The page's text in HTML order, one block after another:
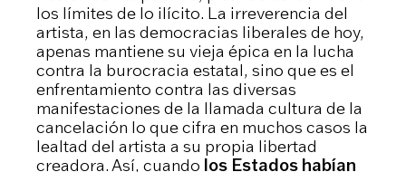
los límites de lo ilícito. La irreverencia del
artista, en las democracias liberales de hoy,
apenas mantiene su vieja épica en la lucha
contra la burocracia estatal, sino que es el
enfrentamiento contra las diversas
manifestaciones de la llamada cultura de la
cancelación lo que cifra en muchos casos la
lealtad del artista a su propia libertad
creadora. Así, cuando los Estados habían